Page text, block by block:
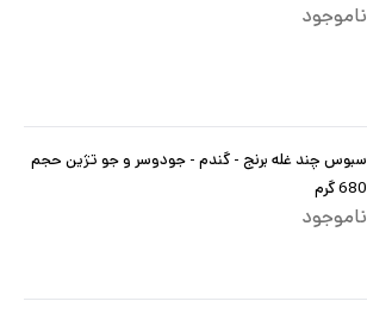
ناموجود
سبوس چند غله برنج - گندم - جودوسر و جو تژین حجم
680 گرم
ناموجود